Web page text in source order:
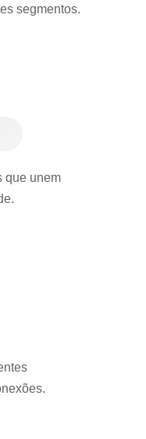
segmentos.
que unem